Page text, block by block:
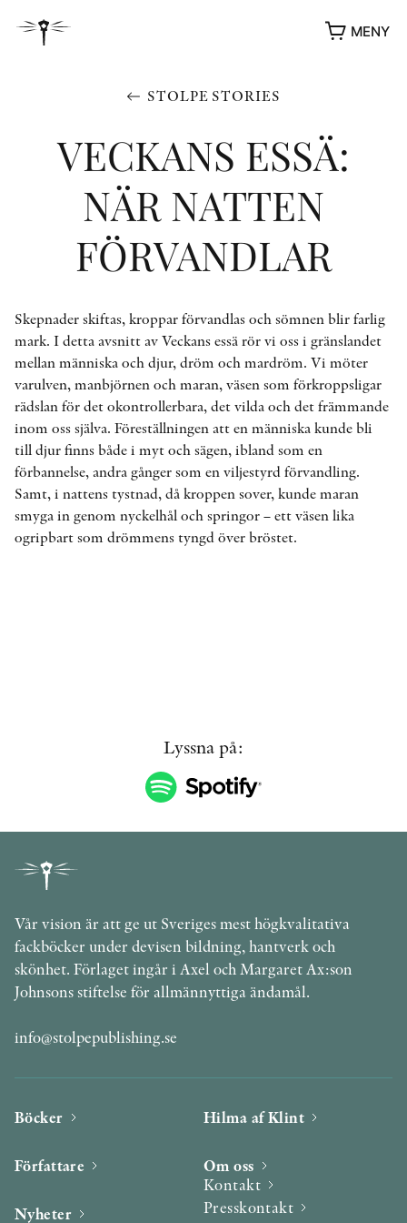
MENY
STOLPE STORIES
VIDEOGALLERI
UTMÄRKELSER
ÖVRIGA FORMAT
KONTAKT
PEER REVIEW-PROCESSEN
STOLPE STORIES
VECKANS ESSÄ:
NÄR NATTEN
FÖRVANDLAR
Skepnader skiftas, kroppar förvandlas och sömnen blir farlig
mark. I detta avsnitt av Veckans essä rör vi oss i gränslandet
mellan människa och djur, dröm och mardröm. Vi möter
varulven, manbjörnen och maran, väsen som förkroppsligar
rädslan för det okontrollerbara, det vilda och det främmande
inom oss själva. Föreställningen att en människa kunde bli
till djur finns både i myt och sägen, ibland som en
förbannelse, andra gånger som en viljestyrd förvandling.
Samt, i nattens tystnad, då kroppen sover, kunde maran
smyga in genom nyckelhål och springor – ett väsen lika
ogripbart som drömmens tyngd över bröstet.
Lyssna på:
Vår vision är att ge ut Sveriges mest högkvalitativa
fackböcker under devisen bildning, hantverk och
skönhet. Förlaget ingår i Axel och Margaret Ax:son
Johnsons stiftelse för allmännyttiga ändamål.
info@stolpepublishing.se
Böcker
Författare
Nyheter
Hilma af Klint
Om oss
Kontakt
Presskontakt